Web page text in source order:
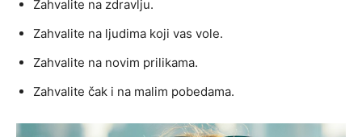
Zahvalite na zdravlju.
Zahvalite na ljudima koji vas vole.
Zahvalite na novim prilikama.
Zahvalite čak i na malim pobedama.